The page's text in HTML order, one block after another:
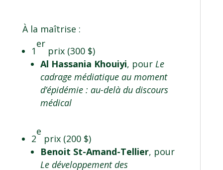
À la maîtrise :
1
er
prix (300 $)
Al Hassania Khouiyi, pour Le
cadrage médiatique au moment
d’épidémie : au-delà du discours
médical
2
e
prix (200 $)
Benoit St-Amand-Tellier, pour
Le développement des